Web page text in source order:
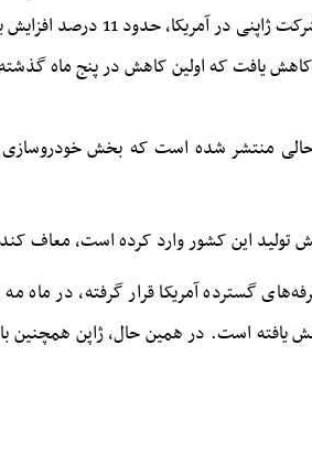
کرد که تولید جهانی این خودروساز در ماه مه نسبت به ماه مه سال میلادی گذشته 0.7 درصد کاهش یافت که
حالی منتشر شده است که بخش
گسترده آمریکا قرار گرفته، در ماه مه